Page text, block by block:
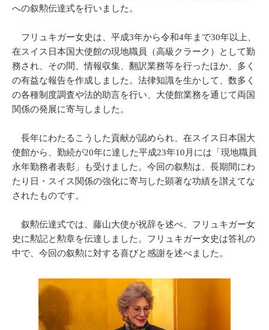
への叙勲伝達式を行いました。
フリュキガー女史は、平成3年から令和4年まで30年以上、
在スイス日本国大使館の現地職員（高級クラーク）として勤
務され、その間、情報収集、翻訳業務等を行ったほか、多く
の有益な報告を作成しました。法律知識を生かして、数多く
の各種制度調査や法的助言を行い、大使館業務を通じて両国
関係の発展に寄与しました。
長年にわたるこうした貢献が認められ、在スイス日本国大
使館から、勤続が20年に達した平成23年10月には「現地職員
永年勤務者表彰」も受けました。今回の叙勲は、長期間にわ
たり日・スイス関係の強化に寄与した顕著な功績を讃えてな
されたものです。
叙勲伝達式では、藤山大使が祝辞を述べ、フリュキガー女
史に勲記と勲章を伝達しました。フリュキガー女史は答礼の
中で、今回の叙勲に対する喜びと感謝を述べました。